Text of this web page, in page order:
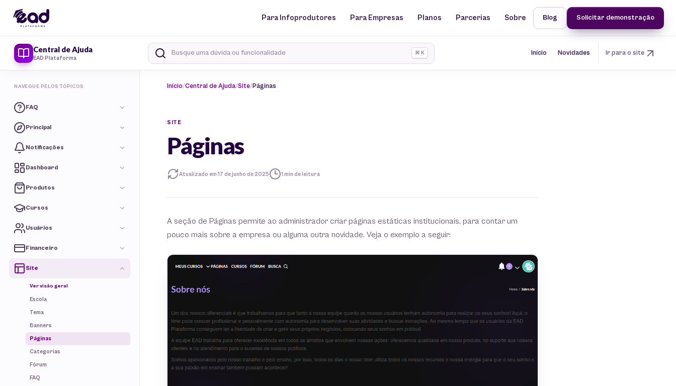
Para Infoprodutores Para Empresas Planos Parcerias Sobre Blog Solicitar demonstração
Central de Ajuda
EAD Plataforma
⌘ K Início Novidades Ir para o site
NAVEGUE PELOS TÓPICOS
FAQ
Principal
Notificações
Dashboard
Produtos
Cursos
Usuários
Financeiro
Site
Ver visão geral
Escola
Tema
Banners
Páginas
Categorias
Fórum
FAQ
Início Central de Ajuda Site Páginas
SITE
Páginas
Atualizado em 17 de junho de 2025 1 min de leitura
A seção de Páginas permite ao administrador criar páginas estáticas institucionais, para contar um
pouco mais sobre a empresa ou alguma outra novidade. Veja o exemplo a seguir: